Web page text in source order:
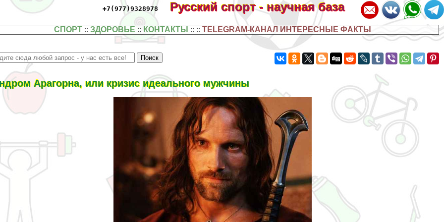
+7(977)9328978 Русский спорт - научная база
СПОРТ ::ЗДОРОВЬЕ :: КОНТАКТЫ :: ::TELEGRAM-КАНАЛ ИНТЕРЕСНЫЕ ФАКТЫ
Арагорна, или кризис идеального мужчины